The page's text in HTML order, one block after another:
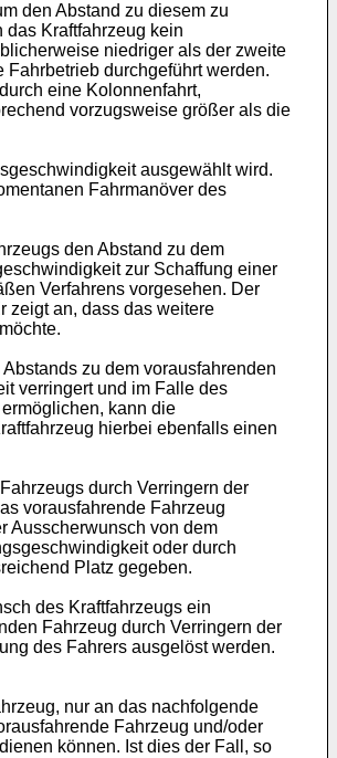
den Abstand zu diesem zu
Kraftfahrzeug kein
niedriger als der zweite
durchgeführt werden.
eine Kolonnenfahrt,
vorzugsweise größer als die
ausgewählt wird.
Fahrmanöver des
den Abstand zu dem
zur Schaffung einer
Verfahrens vorgesehen. Der
zeigt an, dass das weitere
zu dem vorausfahrenden
verringert und im Falle des
kann die
hierbei ebenfalls einen
durch Verringern der
vorausfahrende Fahrzeug
Ausscherwunsch von dem
oder durch
Platz gegeben.
des Kraftfahrzeugs ein
Fahrzeug durch Verringern der
des Fahrers ausgelöst werden.
nur an das nachfolgende
Fahrzeug und/oder
können. Ist dies der Fall, so